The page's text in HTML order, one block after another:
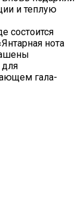
и теплую
состоится
нота
гала-